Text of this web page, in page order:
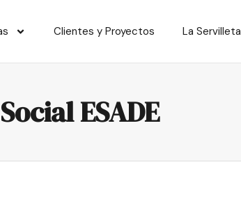
Clientes y Proyectos La Servilleta
ESADE